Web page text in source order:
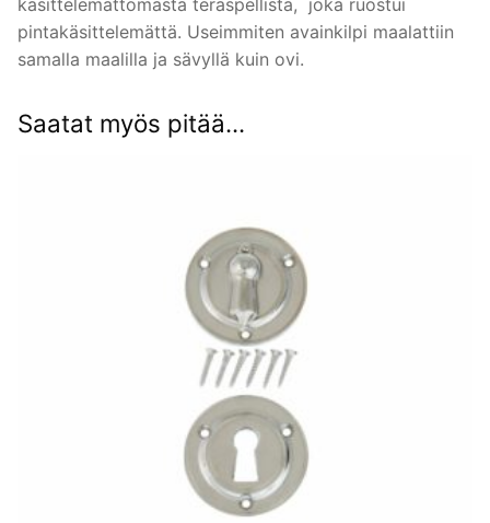
käsittelemättömästä teräspellistä, joka ruostui
pintakäsittelemättä. Useimmiten avainkilpi maalattiin
samalla maalilla ja sävyllä kuin ovi.
Saatat myös pitää...